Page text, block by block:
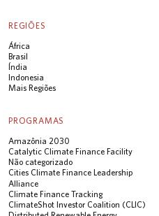
REGIÕES
África
Brasil
Índia
Indonesia
Mais Regiões
PROGRAMAS
Amazônia 2030
Catalytic Climate Finance Facility
Não categorizado
Cities Climate Finance Leadership
Alliance
Climate Finance Tracking
ClimateShot Investor Coalition (CLIC)